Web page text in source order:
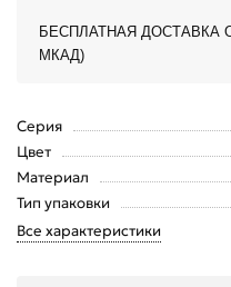
БЕСПЛАТНАЯ ДОСТАВКА От
МКАД)
Серия
Цвет
Материал
Тип упаковки
Все характеристики